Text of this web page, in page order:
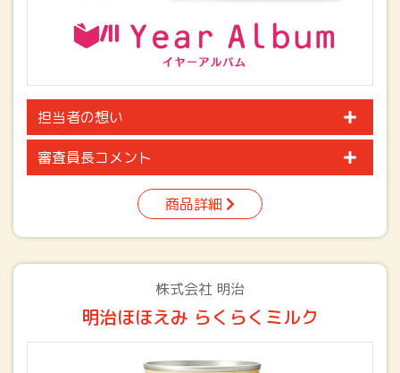
担当者の想い
審査員長コメント
商品詳細
株式会社 明治
明治ほほえみ らくらくミルク